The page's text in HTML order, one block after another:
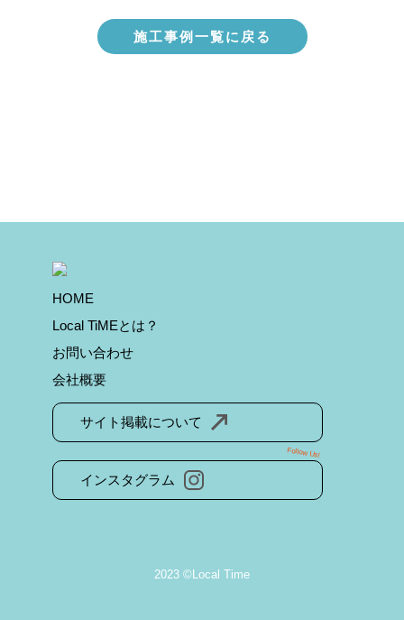
施工事例一覧に戻る
HOME
Local TiMEとは？
お問い合わせ
会社概要
サイト掲載について
インスタグラム
Follow Us!
2023 ©Local Time